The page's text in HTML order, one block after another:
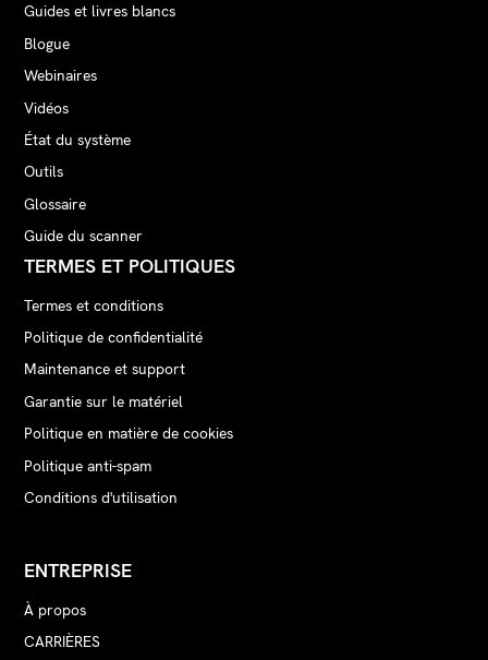
Guides et livres blancs
Blogue
Webinaires
Vidéos
État du système
Outils
Glossaire
Guide du scanner
TERMES ET POLITIQUES
Termes et conditions
Politique de confidentialité
Maintenance et support
Garantie sur le matériel
Politique en matière de cookies
Politique anti-spam
Conditions d'utilisation
ENTREPRISE
À propos
CARRIÈRES